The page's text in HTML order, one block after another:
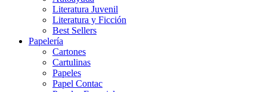
Literatura Juvenil
Literatura y Ficción
Best Sellers
Papelería
Cartones
Cartulinas
Papeles
Papel Contac